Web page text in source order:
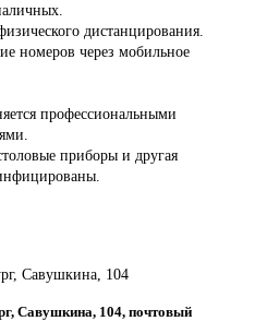
дистанцирования.
номеров через мобильное
профессиональными
приборы и другая
Савушкина, 104
Савушкина, 104, почтовый